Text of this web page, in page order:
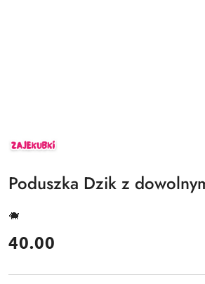
ZAJEKUBKI
Poduszka Dzik z
🐗
cena:
40.00